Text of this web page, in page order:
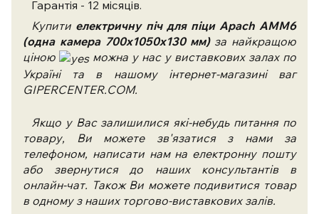
Гарантія - 12 місяців.
Купити електричну піч для піци Apach АMM6
(одна камера 700х1050х130 мм) за найкращою
ціною
можна у нас у виставкових залах по
Україні та в нашому інтернет-магазині ваг
GIPERCENTER.COM.
Якщо у Вас залишилися які-небудь питання по
товару, Ви можете зв'язатися з нами за
телефоном, написати нам на електронну пошту
або звернутися до наших консультантів в
онлайн-чат. Також Ви можете подивитися товар
в одному з наших торгово-виставкових залів.